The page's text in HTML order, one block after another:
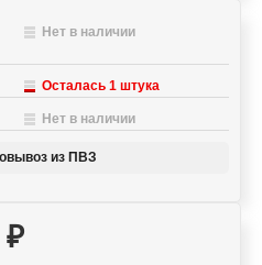
Нет в наличии
Осталась 1 штука
Нет в наличии
из ПВЗ
₽